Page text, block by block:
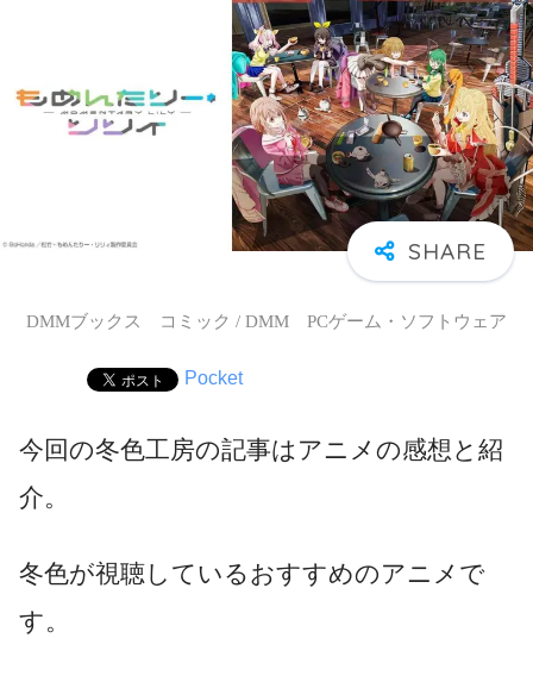
DMMブックス コミック / DMM PCゲーム・ソフトウェア
Pocket
今回の冬色工房の記事はアニメの感想と紹
介。
冬色が視聴しているおすすめのアニメで
す。